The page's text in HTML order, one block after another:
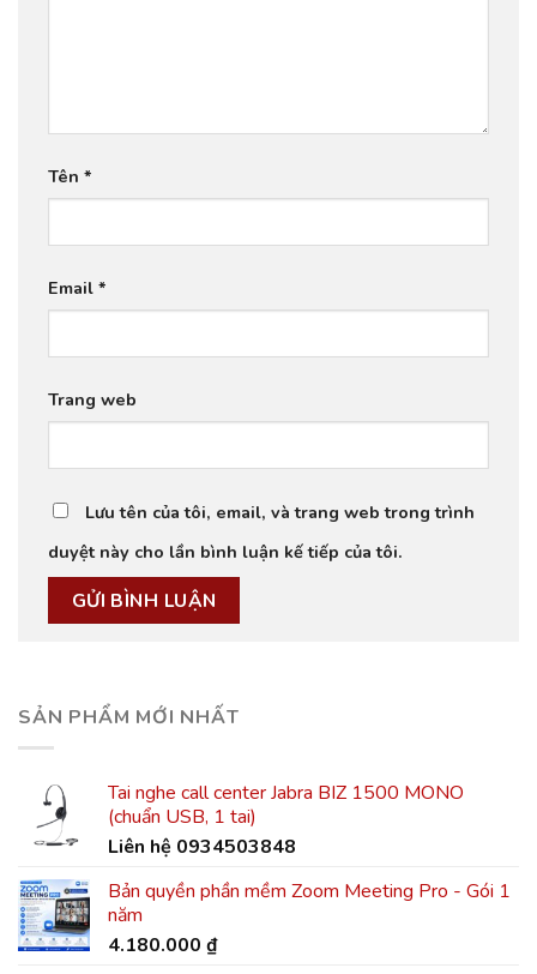
Tên *
Email *
Trang web
Lưu tên của tôi, email, và trang web trong trình
duyệt này cho lần bình luận kế tiếp của tôi.
SẢN PHẨM MỚI NHẤT
Tai nghe call center Jabra BIZ 1500 MONO
(chuẩn USB, 1 tai)
Liên hệ 0934503848
Bản quyền phần mềm Zoom Meeting Pro - Gói 1
năm
4.180.000 ₫